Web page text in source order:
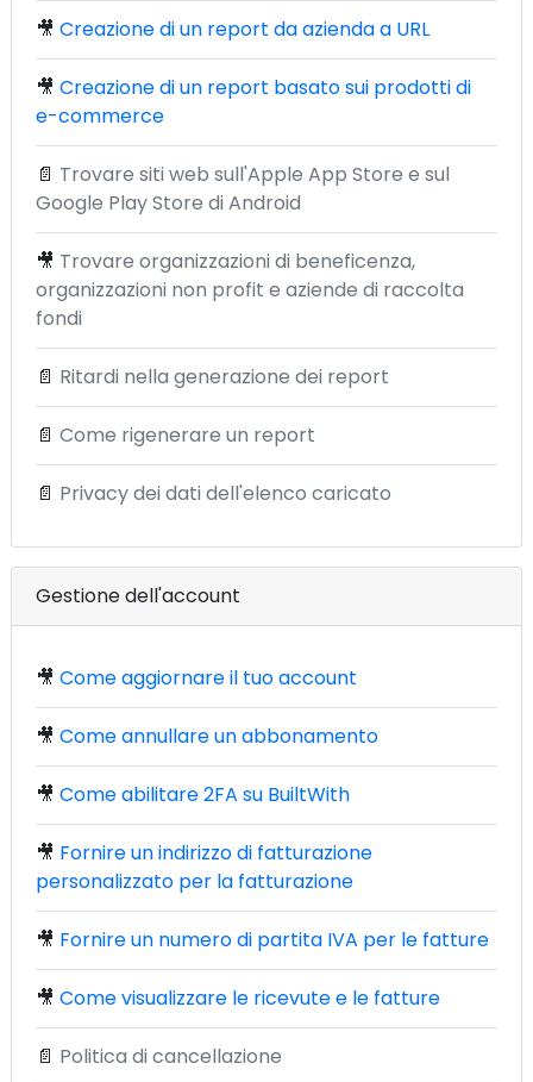
🎥 Creazione di un report da azienda a URL
🎥 Creazione di un report basato sui prodotti di
e-commerce
📄 Trovare siti web sull'Apple App Store e sul
Google Play Store di Android
🎥 Trovare organizzazioni di beneficenza,
organizzazioni non profit e aziende di raccolta
fondi
📄 Ritardi nella generazione dei report
📄 Come rigenerare un report
📄 Privacy dei dati dell'elenco caricato
Gestione dell'account
🎥 Come aggiornare il tuo account
🎥 Come annullare un abbonamento
🎥 Come abilitare 2FA su BuiltWith
🎥 Fornire un indirizzo di fatturazione
personalizzato per la fatturazione
🎥 Fornire un numero di partita IVA per le fatture
🎥 Come visualizzare le ricevute e le fatture
📄 Politica di cancellazione